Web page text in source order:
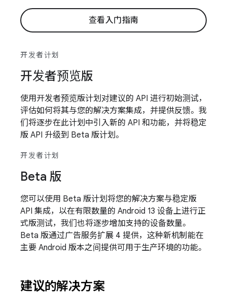
查看入门指南
开发者计划
开发者预览版
使用开发者预览版计划对建议的 API 进行初始测试，
评估如何将其与您的解决方案集成，并提供反馈。我
们将逐步在此计划中引入新的 API 和功能，并将稳定
版 API 升级到 Beta 版计划。
开发者计划
Beta 版
您可以使用 Beta 版计划将您的解决方案与稳定版
API 集成，以在有限数量的 Android 13 设备上进行正
式版测试，我们也将逐步增加支持的设备数量。
Beta 版通过广告服务扩展 4 提供，这种新机制能在
主要 Android 版本之间提供可用于生产环境的功能。
建议的解决方案